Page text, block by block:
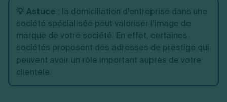
💡 Astuce : la domiciliation d'entreprise dans une
société spécialisée peut valoriser l’image de
marque de votre société. En effet, certaines
sociétés proposent des adresses de prestige qui
peuvent avoir un rôle important auprès de votre
clientèle.